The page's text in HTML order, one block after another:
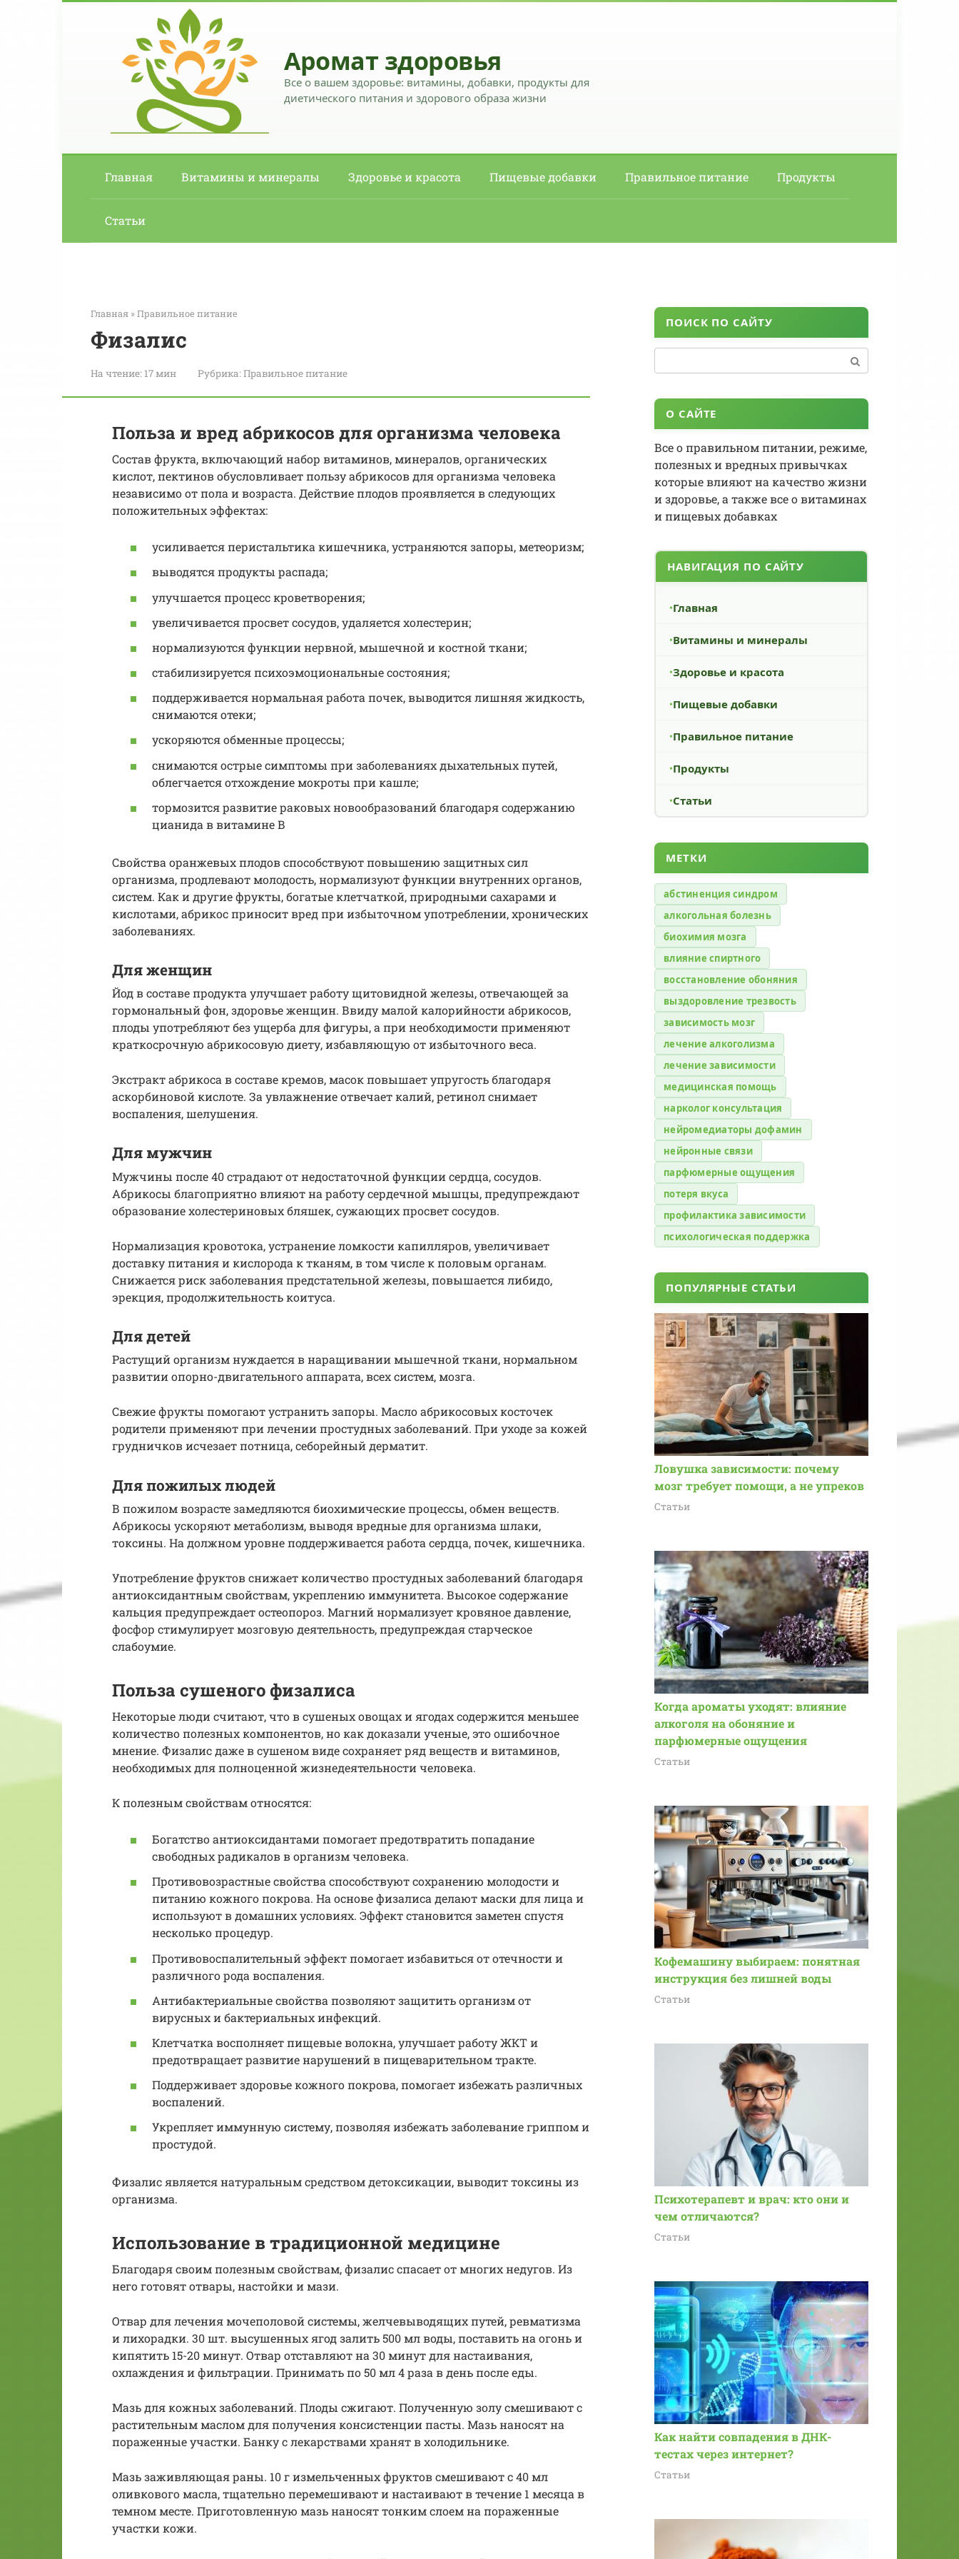
Аромат здоровья
Все о вашем здоровье: витамины, добавки, продукты для
диетического питания и здорового образа жизни
Главная Витамины и минералы Здоровье и красота Пищевые добавки Правильное питание Продукты
Статьи
Главная »Правильное питание
Физалис
На чтение: 17 мин Рубрика:Правильное питание
Польза и вред абрикосов для организма человека
Состав фрукта, включающий набор витаминов, минералов, органических
кислот, пектинов обусловливает пользу абрикосов для организма человека
независимо от пола и возраста. Действие плодов проявляется в следующих
положительных эффектах:
усиливается перистальтика кишечника, устраняются запоры, метеоризм;
выводятся продукты распада;
улучшается процесс кроветворения;
увеличивается просвет сосудов, удаляется холестерин;
нормализуются функции нервной, мышечной и костной ткани;
стабилизируется психоэмоциональные состояния;
поддерживается нормальная работа почек, выводится лишняя жидкость,
снимаются отеки;
ускоряются обменные процессы;
снимаются острые симптомы при заболеваниях дыхательных путей,
облегчается отхождение мокроты при кашле;
тормозится развитие раковых новообразований благодаря содержанию
цианида в витамине B
Свойства оранжевых плодов способствуют повышению защитных сил
организма, продлевают молодость, нормализуют функции внутренних органов,
систем. Как и другие фрукты, богатые клетчаткой, природными сахарами и
кислотами, абрикос приносит вред при избыточном употреблении, хронических
заболеваниях.
Для женщин
Йод в составе продукта улучшает работу щитовидной железы, отвечающей за
гормональный фон, здоровье женщин. Ввиду малой калорийности абрикосов,
плоды употребляют без ущерба для фигуры, а при необходимости применяют
краткосрочную абрикосовую диету, избавляющую от избыточного веса.
Экстракт абрикоса в составе кремов, масок повышает упругость благодаря
аскорбиновой кислоте. За увлажнение отвечает калий, ретинол снимает
воспаления, шелушения.
Для мужчин
Мужчины после 40 страдают от недостаточной функции сердца, сосудов.
Абрикосы благоприятно влияют на работу сердечной мышцы, предупреждают
образование холестериновых бляшек, сужающих просвет сосудов.
Нормализация кровотока, устранение ломкости капилляров, увеличивает
доставку питания и кислорода к тканям, в том числе к половым органам.
Снижается риск заболевания предстательной железы, повышается либидо,
эрекция, продолжительность коитуса.
Для детей
Растущий организм нуждается в наращивании мышечной ткани, нормальном
развитии опорно-двигательного аппарата, всех систем, мозга.
Свежие фрукты помогают устранить запоры. Масло абрикосовых косточек
родители применяют при лечении простудных заболеваний. При уходе за кожей
грудничков исчезает потница, себорейный дерматит.
Для пожилых людей
В пожилом возрасте замедляются биохимические процессы, обмен веществ.
Абрикосы ускоряют метаболизм, выводя вредные для организма шлаки,
токсины. На должном уровне поддерживается работа сердца, почек, кишечника.
Употребление фруктов снижает количество простудных заболеваний благодаря
антиоксидантным свойствам, укреплению иммунитета. Высокое содержание
кальция предупреждает остеопороз. Магний нормализует кровяное давление,
фосфор стимулирует мозговую деятельность, предупреждая старческое
слабоумие.
Польза сушеного физалиса
Некоторые люди считают, что в сушеных овощах и ягодах содержится меньшее
количество полезных компонентов, но как доказали ученые, это ошибочное
мнение. Физалис даже в сушеном виде сохраняет ряд веществ и витаминов,
необходимых для полноценной жизнедеятельности человека.
К полезным свойствам относятся:
Богатство антиоксидантами помогает предотвратить попадание
свободных радикалов в организм человека.
Противовозрастные свойства способствуют сохранению молодости и
питанию кожного покрова. На основе физалиса делают маски для лица и
используют в домашних условиях. Эффект становится заметен спустя
несколько процедур.
Противовоспалительный эффект помогает избавиться от отечности и
различного рода воспаления.
Антибактериальные свойства позволяют защитить организм от
вирусных и бактериальных инфекций.
Клетчатка восполняет пищевые волокна, улучшает работу ЖКТ и
предотвращает развитие нарушений в пищеварительном тракте.
Поддерживает здоровье кожного покрова, помогает избежать различных
воспалений.
Укрепляет иммунную систему, позволяя избежать заболевание гриппом и
простудой.
Физалис является натуральным средством детоксикации, выводит токсины из
организма.
Использование в традиционной медицине
Благодаря своим полезным свойствам, физалис спасает от многих недугов. Из
него готовят отвары, настойки и мази.
Отвар для лечения мочеполовой системы, желчевыводящих путей, ревматизма
и лихорадки. 30 шт. высушенных ягод залить 500 мл воды, поставить на огонь и
кипятить 15-20 минут. Отвар отставляют на 30 минут для настаивания,
охлаждения и фильтрации. Принимать по 50 мл 4 раза в день после еды.
Мазь для кожных заболеваний. Плоды сжигают. Полученную золу смешивают с
растительным маслом для получения консистенции пасты. Мазь наносят на
пораженные участки. Банку с лекарствами хранят в холодильнике.
Мазь заживляющая раны. 10 г измельченных фруктов смешивают с 40 мл
оливкового масла, тщательно перемешивают и настаивают в течение 1 месяца в
темном месте. Приготовленную мазь наносят тонким слоем на пораженные
участки кожи.
ПОИСК ПО САЙТУ
О САЙТЕ
Все о правильном питании, режиме,
полезных и вредных привычках
которые влияют на качество жизни
и здоровье, а также все о витаминах
и пищевых добавках
НАВИГАЦИЯ ПО САЙТУ
Главная
Витамины и минералы
Здоровье и красота
Пищевые добавки
Правильное питание
Продукты
Статьи
МЕТКИ
абстиненция синдром
алкогольная болезнь
биохимия мозга
влияние спиртного
восстановление обоняния
выздоровление трезвость
зависимость мозг
лечение алкоголизма
лечение зависимости
медицинская помощь
нарколог консультация
нейромедиаторы дофамин
нейронные связи
парфюмерные ощущения
потеря вкуса
профилактика зависимости
психологическая поддержка
ПОПУЛЯРНЫЕ СТАТЬИ
Ловушка зависимости: почему
мозг требует помощи, а не упреков
Статьи
Когда ароматы уходят: влияние
алкоголя на обоняние и
парфюмерные ощущения
Статьи
Кофемашину выбираем: понятная
инструкция без лишней воды
Статьи
Психотерапевт и врач: кто они и
чем отличаются?
Статьи
Как найти совпадения в ДНК-
тестах через интернет?
Статьи